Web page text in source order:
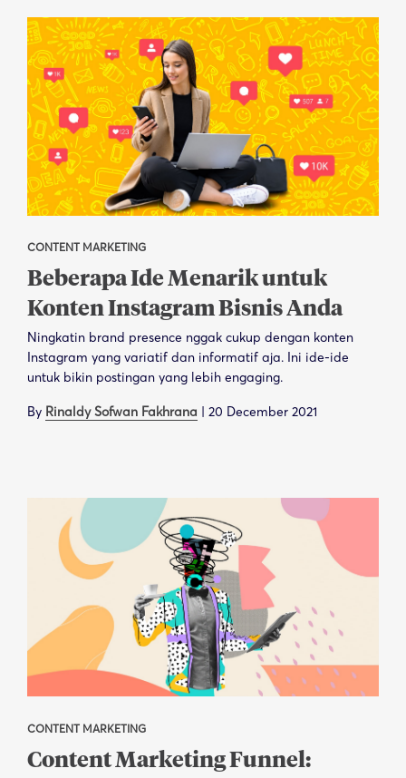
CONTENT MARKETING
Beberapa Ide Menarik untuk
Konten Instagram Bisnis Anda
Ningkatin brand presence nggak cukup dengan konten
Instagram yang variatif dan informatif aja. Ini ide-ide
untuk bikin postingan yang lebih engaging.
By Rinaldy Sofwan Fakhrana | 20 December 2021
CONTENT MARKETING
Content Marketing Funnel: